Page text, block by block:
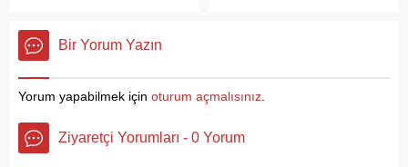
sezonun dikkat çeken
yarışmacılarından biri ise
Karabulut oldu.
baskı çalışmalarının yanı
oluşan 50’den fazla
Bir Yorum Yazın
Yorum yapabilmek için oturum açmalısınız
Ziyaretçi Yorumları - 0 Yorum